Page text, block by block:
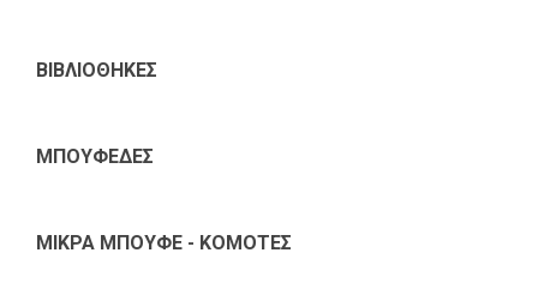
ΒΙΒΛΙΟΘΗΚΕΣ
ΜΠΟΥΦΕΔΕΣ
ΜΙΚΡΑ ΜΠΟΥΦΕ - ΚΟΜΟΤΕΣ